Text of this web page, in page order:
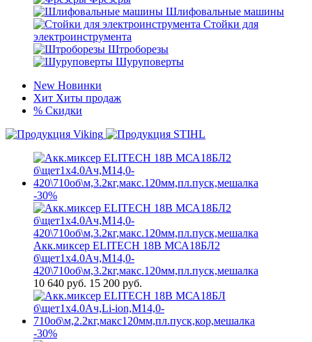
Шлифовальные машины
Стойки для
электроинструмента
Штроборезы
Шуруповерты
New Новинки
Хит Хиты продаж
% Скидки
-30%
Акк.миксер ELITECH 18В МСА18БЛ2
б\щет1х4.0Ач,М14,0-
420\710об\м,3.2кг,макс.120мм,пл.пуск,мешалка
10 640 руб. 15 200 руб.
-30%